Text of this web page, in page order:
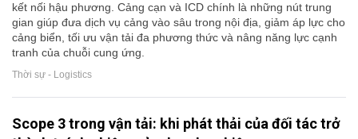
kết nối hậu phương. Cảng cạn và ICD chính là những nút trung
gian giúp đưa dịch vụ cảng vào sâu trong nội địa, giảm áp lực cho
cảng biển, tối ưu vận tải đa phương thức và nâng năng lực cạnh
tranh của chuỗi cung ứng.
Thời sự - Logistics
Scope 3 trong vận tải: khi phát thải của đối tác trở